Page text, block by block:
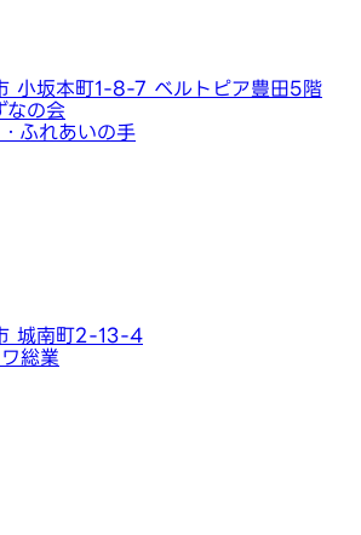
小坂本町1-8-7 ベルトピア豊田5階
なの会
ふれあいの手
城南町2-13-4
総業